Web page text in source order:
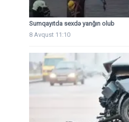
Sumqayıtda sexdə yanğın olub
8 Avqust 11:10